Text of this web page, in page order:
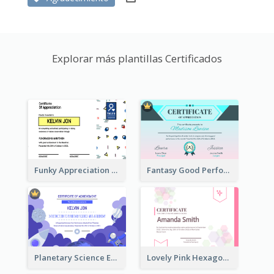
Explorar más plantillas Certificados
Funky Appreciation Letter For Fundraising Fantasy Good Performance Award Certificate
Planetary Science Education Certificate Lovely Pink Hexagonal Shapes Certification Design